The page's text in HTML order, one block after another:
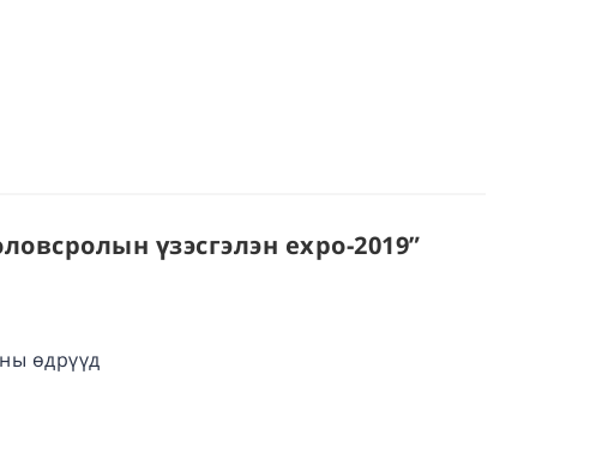
үзэсгэлэн expo-2019”
өдрүүд